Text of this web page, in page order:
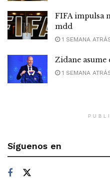
FIFA impulsa
mdd
1 SEMANA
Zidane
1 SEMANA
Síguenos en